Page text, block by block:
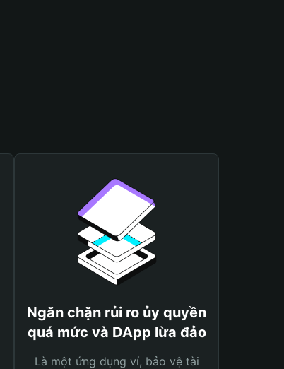
Ngăn chặn rủi ro ủy quyền
quá mức và DApp lừa đảo
Là một ứng dụng ví, bảo vệ tài